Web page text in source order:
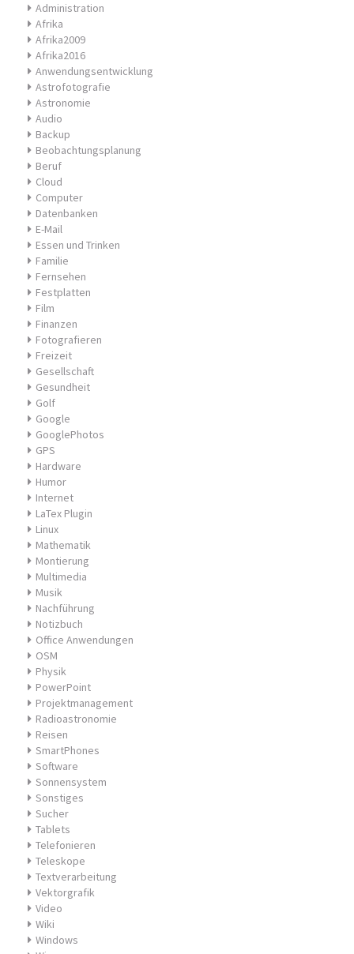
Administration
Afrika
Afrika2009
Afrika2016
Anwendungsentwicklung
Astrofotografie
Astronomie
Audio
Backup
Beobachtungsplanung
Beruf
Cloud
Computer
Datenbanken
E-Mail
Essen und Trinken
Familie
Fernsehen
Festplatten
Film
Finanzen
Fotografieren
Freizeit
Gesellschaft
Gesundheit
Golf
Google
GooglePhotos
GPS
Hardware
Humor
Internet
LaTex Plugin
Linux
Mathematik
Montierung
Multimedia
Musik
Nachführung
Notizbuch
Office Anwendungen
OSM
Physik
PowerPoint
Projektmanagement
Radioastronomie
Reisen
SmartPhones
Software
Sonnensystem
Sonstiges
Sucher
Tablets
Telefonieren
Teleskope
Textverarbeitung
Vektorgrafik
Video
Wiki
Windows